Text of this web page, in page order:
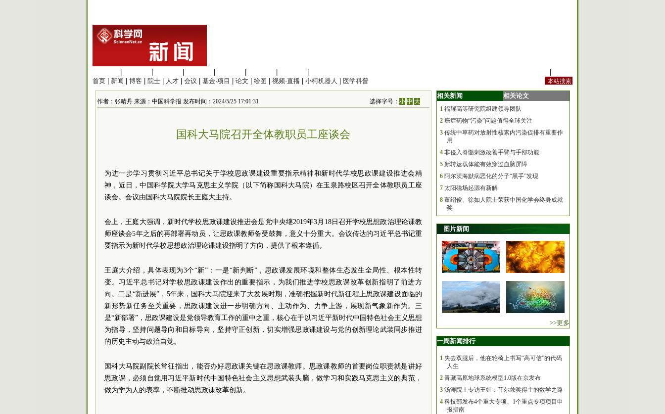
首页
新闻 博客 院士 人才 会议 基金·项目 论文 绘图 视频·直播 小柯机器人 医学科普
作者：张晴丹 来源：中国科学报 发布时间：2024/5/25 17:01:31 选择字号：小 中 大
国科大马院召开全体教职员工座谈会
为进一步学习贯彻习近平总书记关于学校思政课建设重要指示精神和新时代学校思政课建设推进会精
神，近日，中国科学院大学马克思主义学院（以下简称国科大马院）在玉泉路校区召开全体教职员工座
谈会。会议由国科大马院院长王庭大主持。
会上，王庭大强调，新时代学校思政课建设推进会是党中央继2019年3月18日召开学校思想政治理论课教
师座谈会5年之后的再部署再动员，让思政课教师备受鼓舞，意义十分重大。会议传达的习近平总书记重
要指示为新时代学校思想政治理论课建设指明了方向，提供了根本遵循。
王庭大介绍，具体表现为3个“新”：一是“新判断”，思政课发展环境和整体生态发生全局性、根本性转
变。习近平总书记对学校思政课建设作出的重要指示，为我们推进学校思政课改革创新指明了前进方
向。二是“新进展”，5年来，国科大马院迎来了大发展时期，准确把握新时代新征程上思政课建设面临的
新形势新任务至关重要，思政课建设进一步明确方向、主动作为、力争上游，展现新气象新作为。三
是“新部署”，思政课建设是党领导教育工作的重中之重，核心在于以习近平新时代中国特色社会主义思想
为指导，坚持问题导向和目标导向，坚持守正创新，切实增强思政课建设与党的创新理论武装同步推进
的历史主动与政治自觉。
国科大马院副院长常征指出，能否办好思政课关键在思政课教师。思政课教师的首要岗位职责就是讲好
思政课，必须自觉用习近平新时代中国特色社会主义思想武装头脑，做学习和实践马克思主义的典范，
做为学为人的表率，不断推动思政课改革创新。
相关新闻 相关论文
1 福耀高等研究院组建领导团队
2 癌症药物“污染”问题值得全球关注
3 传统中草药对放射性核素内污染促排有重要作
用
4 非侵入脊髓刺激改善手臂与手部功能
5 新转运载体能有效穿过血脑屏障
6 阿尔茨海默病恶化的分子“黑手”发现
7 太阳磁场起源有新解
8 董绍俊、徐如人院士荣获中国化学会终身成就
奖
图片新闻
>>更多
一周新闻排行
1 失去双腿后，他在轮椅上书写“高可信”的代码
人生
2 青藏高原地球系统模型1.0版在京发布
3 汤涛院士专访王虹：菲尔兹奖得主的数学之路
4 科技部发布4个重大专项、1个重点专项项目申
报指南